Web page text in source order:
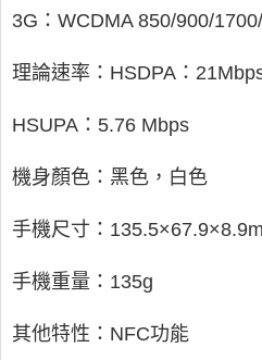
3G：WCDMA 850/900/
理論速率：HSDPA：
HSUPA：5.76 Mbps
機身顏色：黑色，白色
手機尺寸：
手機重量：135g
其他特性：NFC功能